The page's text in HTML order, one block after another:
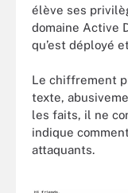
élève ses
domaine Active
qu’est déployé
Le chiffrement
texte,
les faits, il ne
indique
attaquants.